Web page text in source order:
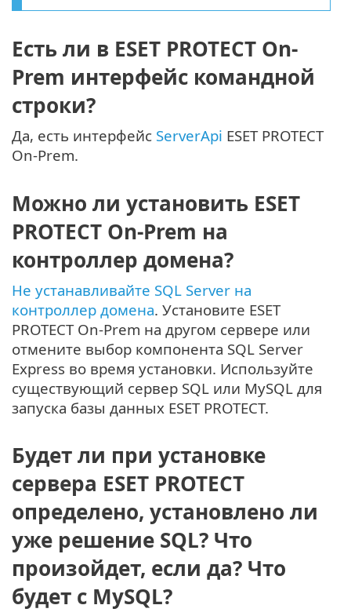
Есть ли в ESET PROTECT On-
Prem интерфейс командной
строки?
Да, есть интерфейс ServerApi ESET PROTECT
On-Prem.
Можно ли установить ESET
PROTECT On-Prem на
контроллер домена?
Не устанавливайте SQL Server на
контроллер домена. Установите ESET
PROTECT On-Prem на другом сервере или
отмените выбор компонента SQL Server
Express во время установки. Используйте
существующий сервер SQL или MySQL для
запуска базы данных ESET PROTECT.
Будет ли при установке
сервера ESET PROTECT
определено, установлено ли
уже решение SQL? Что
произойдет, если да? Что
будет с MySQL?